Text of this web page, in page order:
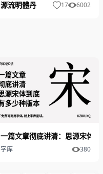
源流明體丹 17 6002
一篇文章彻底讲清：思源宋体
字库 380